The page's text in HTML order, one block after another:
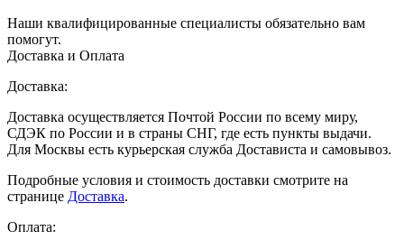
Наши квалифицированные специалисты обязательно вам
помогут.
Доставка и Оплата
Доставка:
Доставка осуществляется Почтой России по всему миру,
СДЭК по России и в страны СНГ, где есть пункты выдачи.
Для Москвы есть курьерская служба Достависта и самовывоз.
Подробные условия и стоимость доставки смотрите на
странице Доставка.
Оплата: